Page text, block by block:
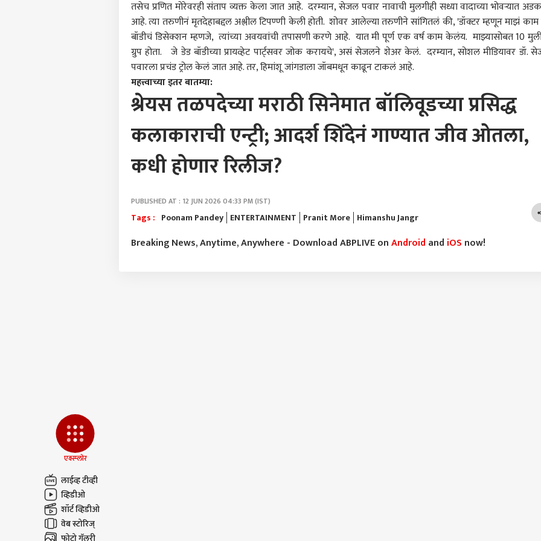
एक्स्प्लोर
लाईव्ह टीव्ही
व्हिडीओ
शॉर्ट व्हिडीओ
वेब स्टोरिज्
फोटो गॅलरी
तसेच प्रणित मोरेवरही संताप व्यक्त केला जात आहे. दरम्यान, सेजल पवार नावाची मुलगीही सध्या वादाच्या भोवऱ्यात
आहे. त्या तरुणीनं मृतदेहाबद्दल अश्लील टिपण्णी केली होती. शोवर आलेल्या तरुणीने सांगितलं की, 'डॉक्टर म्हणून माझं
बॉडीचं डिसेक्शन म्हणजे, त्यांच्या अवयवांची तपासणी करणे आहे. यात मी पूर्ण एक वर्ष काम केलंय. माझ्यासोबत 10
ग्रुप होता. जे डेड बॉडीच्या प्रायव्हेट पार्ट्सवर जोक करायचे', असं सेजलने शेअर केलं. दरम्यान, सोशल मीडियावर डॉ.
पवारला प्रचंड ट्रोल केलं जात आहे. तर, हिमांशू जांगडाला जॉबमधून काढून टाकलं आहे.
महत्त्वाच्या इतर बातम्या:
श्रेयस तळपदेच्या मराठी सिनेमात बॉलिवूडच्या प्रसिद्ध
कलाकाराची एन्ट्री; आदर्श शिंदेनं गाण्यात जीव ओतला,
कधी होणार रिलीज?
PUBLISHED AT : 12 JUN 2026 04:33 PM (IST)
Tags : Poonam Pandey ENTERTAINMENT Pranit More Himanshu Jangr
Breaking News, Anytime, Anywhere - Download ABPLIVE onAndroid and iOS now!
LOGIN
टीका, पृथ्वीराज चव्हाणांची
पहिली प्रतिक्रिया; म्हणाले,
अर्थातच सुनेत्रा पवारांकडून
कृतीतून उत्तर मिळेल
| 04 ऑगस्ट 2026 |
मंगळवार
चार मंत्र्यांना फायनल वॉर्निंग,
काम करा नाही तर....
मंत्रिमंडळाच्या बैठकीपूर्वी काय
घडलं?